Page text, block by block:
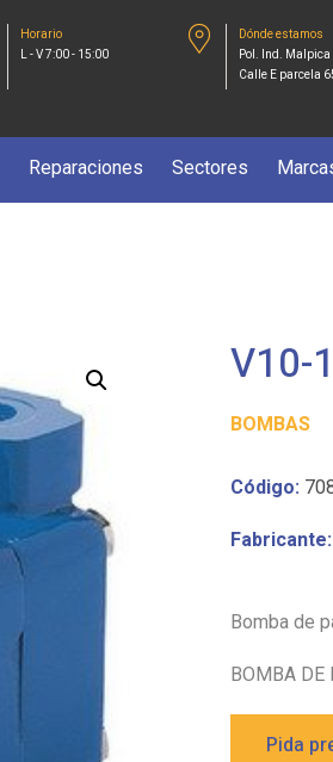
Horario
L - V 7:00 - 15:00
Dónde estamos
Pol. Ind. Malpica
Calle E parcela
Reparaciones Sectores
V10-
BOMBAS
Código:
Fabricante:
Bomba de
BOMBA DE
Pida